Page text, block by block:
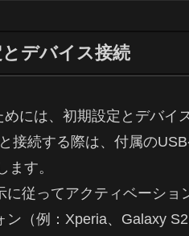
デバイス接続
には、初期設定とデバイ
接続する際は、付属の
ます。
従ってアクティベーショ
（例：Xperia、Galaxy